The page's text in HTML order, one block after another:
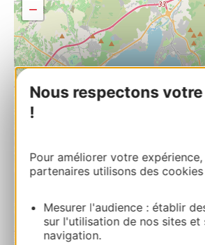
Nous respectons
!
Pour améliorer votre
partenaires utilisons des
Mesurer l'audience : établir
sur l'utilisation de nos sites et
navigation.
−